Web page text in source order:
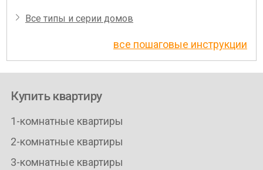
Все типы и серии домов
все пошаговые инструкции
Купить квартиру
1-комнатные квартиры
2-комнатные квартиры
3-комнатные квартиры